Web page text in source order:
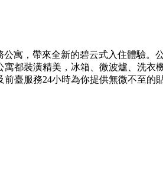
寓，帶來全新的碧云式入住體驗。
都裝潢精美，冰箱、微波爐、洗衣
臺服務24小時為你提供無微不至的